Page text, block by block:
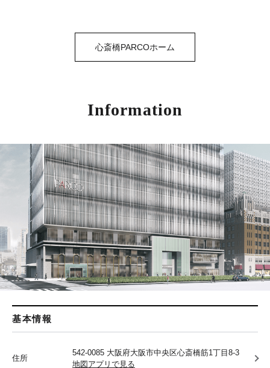
心斎橋PARCOホーム
Information
基本情報
住所
542-0085 大阪府大阪市中央区心斎橋筋1丁目8-3
地図アプリで見る